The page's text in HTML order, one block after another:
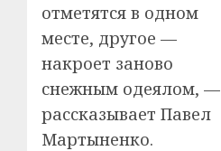
отметятся в одном
месте, другое —
накроет заново
снежным одеялом, —
рассказывает Павел
Мартыненко.